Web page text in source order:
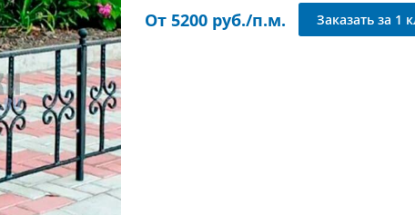
От 5200 руб./п.м. Заказать за 1